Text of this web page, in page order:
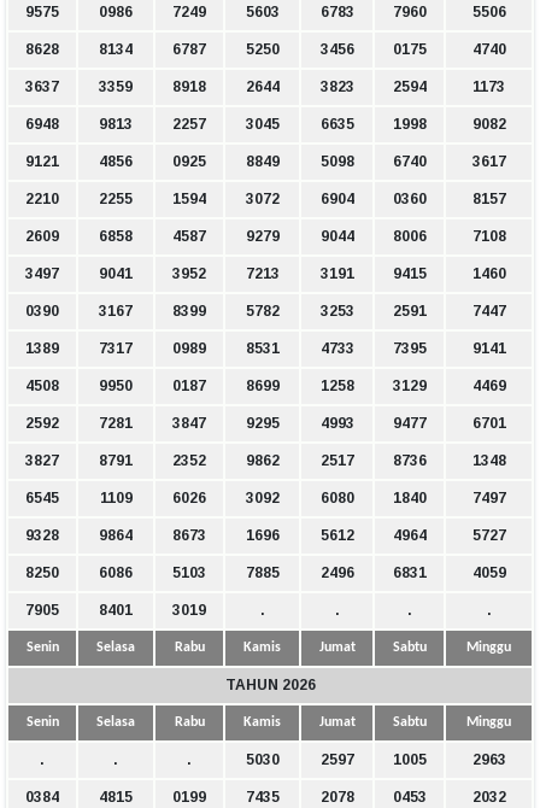
9575 0986 7249 5603 6783 7960 5506
8628 8134 6787 5250 3456 0175 4740
3637 3359 8918 2644 3823 2594 1173
6948 9813 2257 3045 6635 1998 9082
9121 4856 0925 8849 5098 6740 3617
2210 2255 1594 3072 6904 0360 8157
2609 6858 4587 9279 9044 8006 7108
3497 9041 3952 7213 3191 9415 1460
0390 3167 8399 5782 3253 2591 7447
1389 7317 0989 8531 4733 7395 9141
4508 9950 0187 8699 1258 3129 4469
2592 7281 3847 9295 4993 9477 6701
3827 8791 2352 9862 2517 8736 1348
6545 1109 6026 3092 6080 1840 7497
9328 9864 8673 1696 5612 4964 5727
8250 6086 5103 7885 2496 6831 4059
7905 8401 3019 . . . .
Senin Selasa Rabu Kamis Jumat Sabtu Minggu
TAHUN 2026
Senin Selasa Rabu Kamis Jumat Sabtu Minggu
. . . 5030 2597 1005 2963
0384 4815 0199 7435 2078 0453 2032